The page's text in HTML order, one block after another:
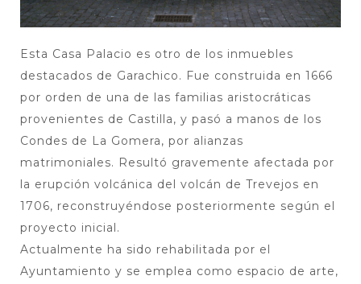
Esta Casa Palacio es otro de los inmuebles
destacados de Garachico. Fue construida en 1666
por orden de una de las familias aristocráticas
provenientes de Castilla, y pasó a manos de los
Condes de La Gomera, por alianzas
matrimoniales. Resultó gravemente afectada por
la erupción volcánica del volcán de Trevejos en
1706, reconstruyéndose posteriormente según el
proyecto inicial.
Actualmente ha sido rehabilitada por el
Ayuntamiento y se emplea como espacio de arte,